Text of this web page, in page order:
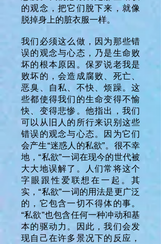
的观念，把它们脫下来，就像
脱掉身上的脏衣服一样。
我们必须这么做，因为那些错
误的观念与心态，乃是生命败
坏的根本原因。保罗说老我是
败坏的，会造成腐败、死亡、
恶臭、自私、不快、烦躁。这
些都使得我们的生命变得不愉
快、变得悲惨。他指出，我们
可以从旧人的所行来识别这些
错误的观念与心态。因为它们
会产生“迷惑人的私欲”。很不幸
地，“私欲”一词在现今的世代被
大大地误解了。人们常将这个
字眼跟性爱联想在一起。其
实，“私欲”一词的用法是更广泛
的，它包含一切不得体的事。
“私欲”也包含任何一种冲动和基
本的驱动力。因此，我们会发
现自己在许多景况下的反应，